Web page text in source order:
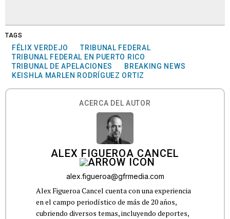
TAGS
FÉLIX VERDEJO
TRIBUNAL FEDERAL
TRIBUNAL FEDERAL EN PUERTO RICO
TRIBUNAL DE APELACIONES
BREAKING NEWS
KEISHLA MARLEN RODRÍGUEZ ORTIZ
ACERCA DEL AUTOR
ALEX FIGUEROA CANCEL
alex.figueroa@gfrmedia.com
Alex Figueroa Cancel cuenta con una experiencia
en el campo periodístico de más de 20 años,
cubriendo diversos temas, incluyendo deportes,